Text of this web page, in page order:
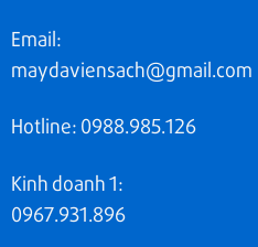
Email:
maydaviensach@gmail.com
Hotline: 0988.985.126
Kinh doanh 1:
0967.931.896